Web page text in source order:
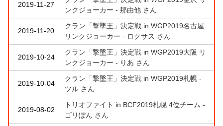
2019-11-27
ンクジョーカー - 那由他 さん
2019-11-20
クラン「撃墜王」決定戦 in WGP2019名古屋
リンクジョーカー - ロクサス さん
2019-10-24
クラン「撃墜王」決定戦 in WGP2019大阪 リ
ンクジョーカー - りあ さん
2019-10-04
クラン「撃墜王」決定戦 in WGP2019札幌 -
ツル さん
2019-08-02
トリオファイト in BCF2019札幌 4位チーム -
ゴリぽん さん